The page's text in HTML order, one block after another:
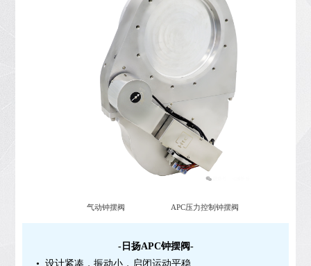
气动钟摆阀 APC压力控制钟摆阀
-日扬APC钟摆阀-
• 设计紧凑，振动小，启闭运动平稳